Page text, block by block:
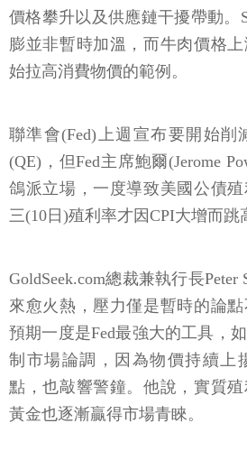
價格攀升以及供應鏈干擾帶動。
膨並非暫時加溫，而牛肉價格
始拉高消費物價的範例。
聯準會(Fed)上週宣布要開始削
(QE)，但Fed主席鮑爾(Jerome
鴿派立場，一度導致美國公債
三(10日)殖利率才因CPI大增而跳
GoldSeek.com總裁兼執行長
來愈火熱，壓力僅是暫時的論
預期一度是Fed最強大的工具，
制市場論調，因為物價持續上
點，也敲響警鐘。他說，實質殖
黃金也逐漸贏得市場青睞。